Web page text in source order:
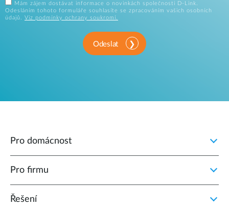
Mám zájem dostávat informace o novinkách společnosti D-Link.
Odesláním tohoto formuláře souhlasíte se zpracováním vašich osobních
údajů. Viz podmínky ochrany soukromí.
Odeslat
Pro domácnost
Pro firmu
Řešení